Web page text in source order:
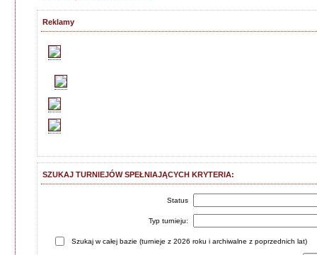
Reklamy
SZUKAJ TURNIEJÓW SPEŁNIAJĄCYCH KRYTERIA:
Status
Typ turnieju:
Szukaj w całej bazie (turnieje z 2026 roku i archiwalne z poprzednich lat)